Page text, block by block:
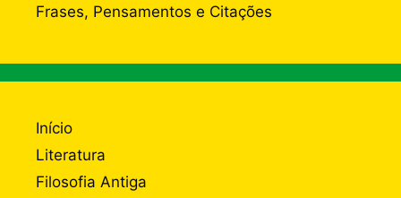
Frases, Pensamentos e Citações
Início
Literatura
Filosofia Antiga